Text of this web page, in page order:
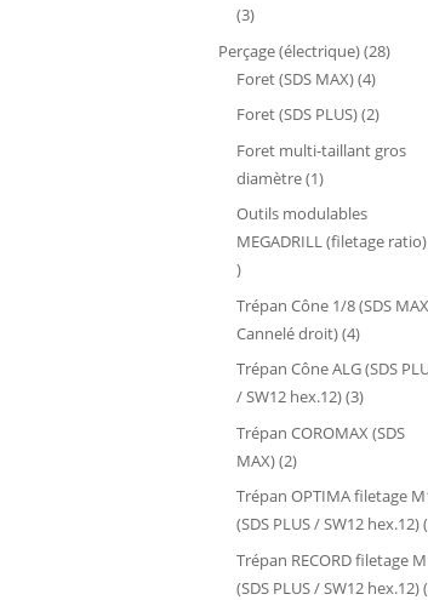
33
produits
Perçage (électrique) 2828
Foret (SDS MAX) 44
produits
Foret (SDS PLUS) 22
Foret multi-taillant gros
diamètre 11
produit
Outils modulables
MEGADRILL (filetage ratio)
6
produits
Trépan Cône 1/8 (SDS
Cannelé droit) 44
produits
Trépan Cône ALG (SDS
/ SW12 hex.12) 33
produits
Trépan COROMAX (SDS
MAX) 22
produits
Trépan OPTIMA filetage
(SDS PLUS / SW12 hex.12)
Trépan RECORD filetage
(SDS PLUS / SW12 hex.12)